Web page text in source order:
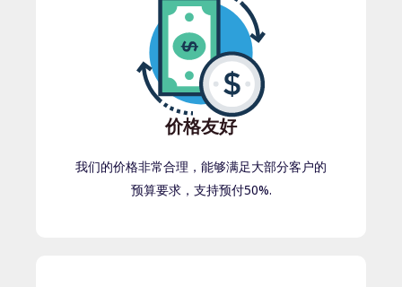
价格友好
我们的价格非常合理，能够满足大部分客户的
预算要求，支持预付50%.